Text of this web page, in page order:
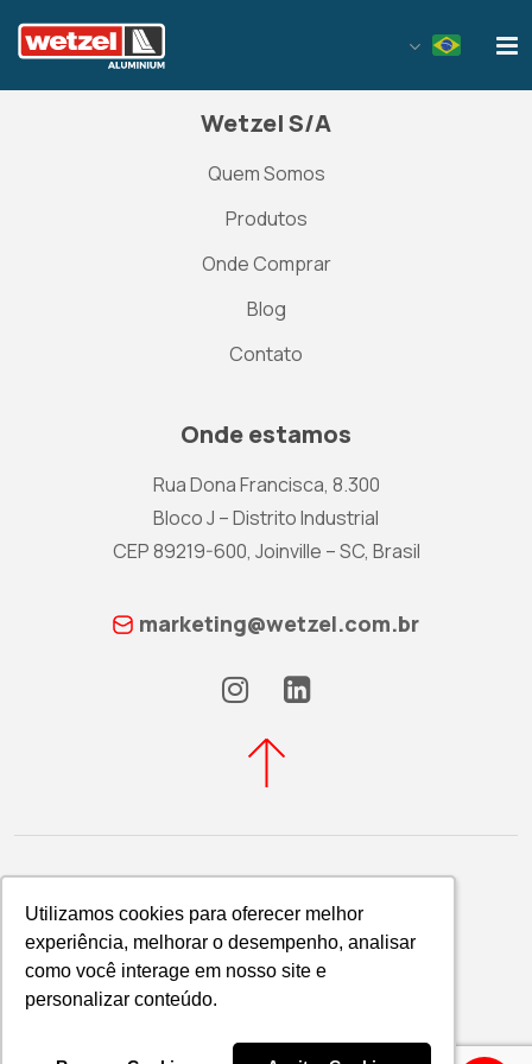
Utilizamos cookies para oferecer melhor
experiência, melhorar o desempenho, analisar
como você interage em nosso site e
personalizar conteúdo.
Utilizamos cookies para oferecer melhor
experiência, melhorar o desempenho, analisar
como você interage em nosso site e
personalizar conteúdo.
Wetzel S/A
Quem Somos
Produtos
Onde Comprar
Blog
Contato
Onde estamos
Rua Dona Francisca, 8.300
Bloco J – Distrito Industrial
CEP 89219-600, Joinville – SC, Brasil
marketing@wetzel.com.br
Política de Privacidade
WETZEL S/A © 2026